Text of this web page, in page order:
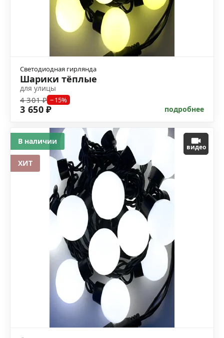
Светодиодная гирлянда
Шарики тёплые
для улицы
4 301 ₽ −15%
3 650 ₽ подробнее
видео
В наличии
ХИТ